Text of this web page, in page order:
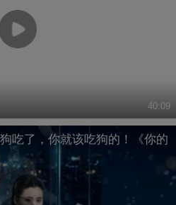
40:09
吃了，你就该吃狗的！《你的